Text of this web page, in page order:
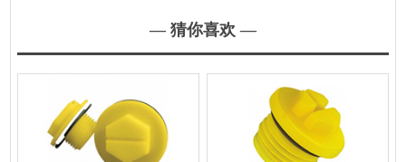
— 猜你喜欢 —